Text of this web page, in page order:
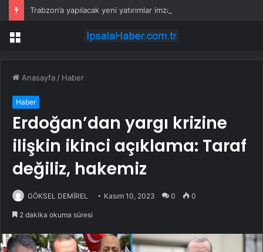
Trabzon’a yapılacak yeni yatırımlar imza altına alındı
Menü
Anasayfa / Haber
Haber
Erdoğan’dan yargı krizine
ilişkin ikinci açıklama: Taraf
değiliz, hakemiz
GÖKSEL DEMİREL Kasım 10, 2023 0 0
2 dakika okuma süresi